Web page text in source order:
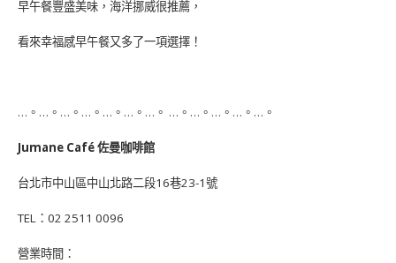
早午餐豐盛美味，海洋挪威很推薦，
看來幸福感早午餐又多了一項選擇！
…。…。…。…。…。…。…。 …。…。…。…。…。
Jumane Café 佐曼咖啡館
台北市中山區中山北路二段16巷23-1號
TEL：02 2511 0096
營業時間：